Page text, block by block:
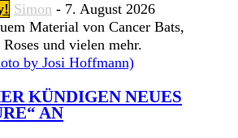
Simon - 7. August 2026
Material von Cancer Bats,
und vielen mehr.
KÜNDIGEN NEUES
AN